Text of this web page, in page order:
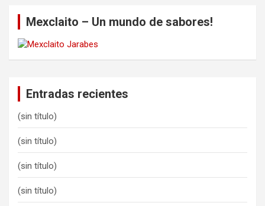
Mexclaito – Un mundo de sabores!
Entradas recientes
(sin título)
(sin título)
(sin título)
(sin título)